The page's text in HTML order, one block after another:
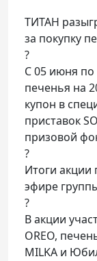
ТИТАН
за покупку
?
С 05 июня
печенья на
купон в
приставок
призовой
?
Итоги акции
эфире
?
В акции
OREO,
MILKA и